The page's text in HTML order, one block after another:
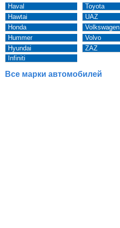
Haval
Hawtai
Honda
Hummer
Hyundai
Infiniti
Toyota
UAZ
Volkswagen
Volvo
ZAZ
Все марки автомобилей